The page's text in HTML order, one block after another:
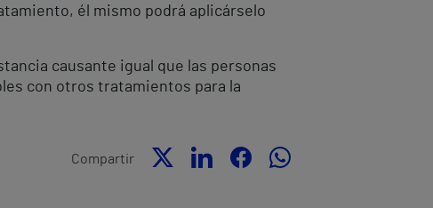
él mismo podrá aplicárselo
causante igual que las personas
con otros tratamientos para la
Compartir